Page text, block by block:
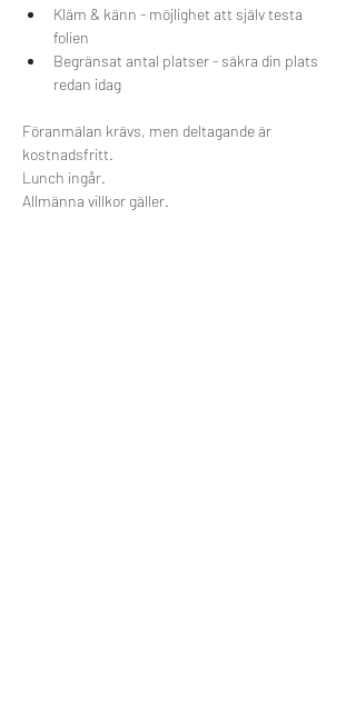
Kläm & känn - möjlighet att själv testa
folien
Begränsat antal platser - säkra din plats
redan idag
Föranmälan krävs, men deltagande är
kostnadsfritt.
Lunch ingår.
Allmänna villkor gäller.